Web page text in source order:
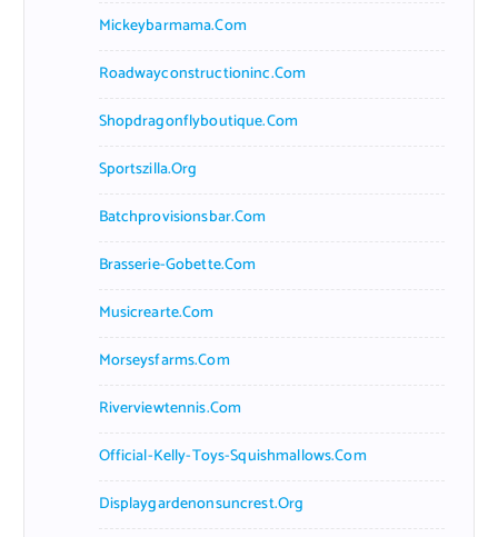
Mickeybarmama.com
Roadwayconstructioninc.com
Shopdragonflyboutique.com
Sportszilla.org
Batchprovisionsbar.com
Brasserie-Gobette.com
Musicrearte.com
Morseysfarms.com
Riverviewtennis.com
Official-Kelly-Toys-Squishmallows.com
Displaygardenonsuncrest.org